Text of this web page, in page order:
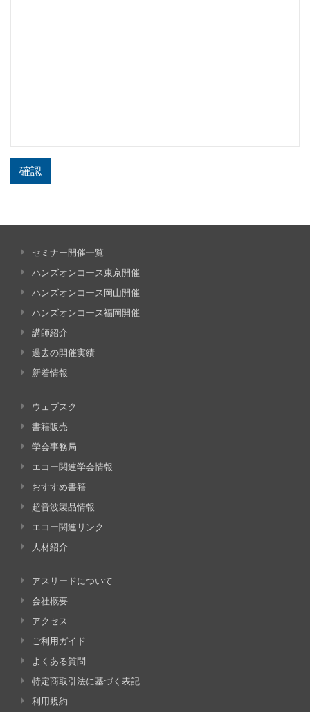
確認
セミナー開催一覧
ハンズオンコース東京開催
ハンズオンコース岡山開催
ハンズオンコース福岡開催
講師紹介
過去の開催実績
新着情報
ウェブスク
書籍販売
学会事務局
エコー関連学会情報
おすすめ書籍
超音波製品情報
エコー関連リンク
人材紹介
アスリードについて
会社概要
アクセス
ご利用ガイド
よくある質問
特定商取引法に基づく表記
利用規約